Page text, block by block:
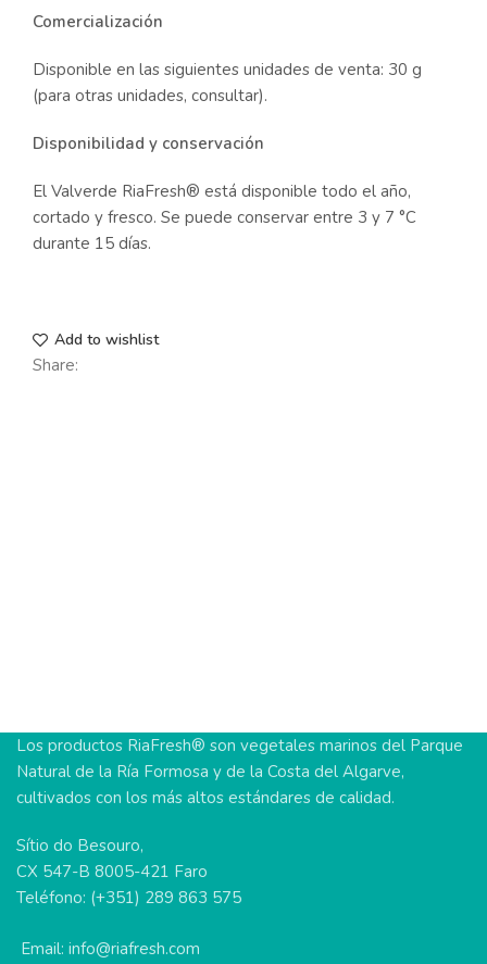
Comercialización
Disponible en las siguientes unidades de venta: 30 g
(para otras unidades, consultar).
Disponibilidad y conservación
El Valverde RiaFresh® está disponible todo el año,
cortado y fresco. Se puede conservar entre 3 y 7 °C
durante 15 días.
Add to wishlist
Share:
Los productos RiaFresh® son vegetales marinos del Parque
Natural de la Ría Formosa y de la Costa del Algarve,
cultivados con los más altos estándares de calidad.
Sítio do Besouro,
CX 547-B 8005-421 Faro
Teléfono: (+351) 289 863 575
Email: info@riafresh.com